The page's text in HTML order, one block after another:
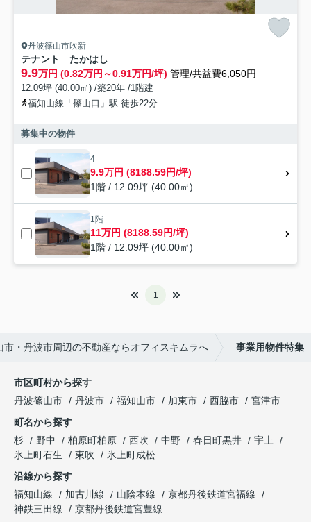
丹波篠山市吹新
テナント たかはし
9.9万円 (0.82万円～0.91万円/坪) 管理/共益費6,050円
12.09坪 (40.00㎡) /築20年 /1階建
福知山線「篠山口」駅 徒歩22分
募集中の物件
4
9.9万円 (8188.59円/坪)
1階 / 12.09坪 (40.00㎡)
1階
11万円 (8188.59円/坪)
1階 / 12.09坪 (40.00㎡)
1
市・丹波市周辺の不動産ならオフィスキムラへ 事業用物件特集
市区町村から探す
丹波篠山市
丹波市 福知山市 加東市 西脇市
宮津市
町名から探す
杉
野中 柏原町柏原 西吹 中野 春日町黒井
宇土
氷上町石生
東吹
氷上町成松
沿線から探す
福知山線
加古川線 山陰本線
京都丹後鉄道宮福線
神鉄三田線
京都丹後鉄道宮豊線